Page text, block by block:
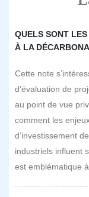
QUELS SONT
À LA
Cette note
d’évaluation de
au point de vue
comment les
d’investissement
industriels influent
est emblématique